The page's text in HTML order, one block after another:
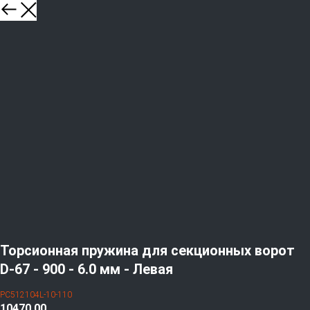
Торсионная пружина для секционных ворот
D-67 - 900 - 6.0 мм - Левая
PC512104L-10-110